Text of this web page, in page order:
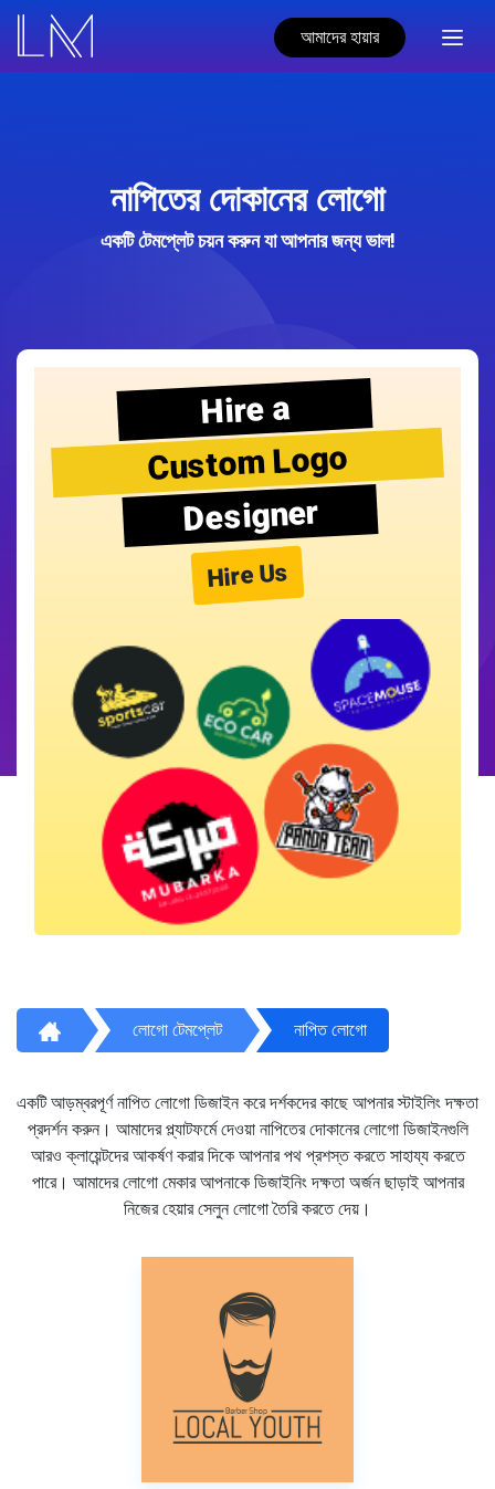
আমাদের হায়ার
নাপিতের দোকানের লোগো
একটি টেমপ্লেট চয়ন করুন যা আপনার জন্য ভাল!
Hire a
Custom Logo
Designer
Hire Us
লোগো টেমপ্লেট নাপিত লোগো
একটি আড়ম্বরপূর্ণ নাপিত লোগো ডিজাইন করে দর্শকদের কাছে আপনার স্টাইলিং দক্ষতা
প্রদর্শন করুন। আমাদের প্ল্যাটফর্মে দেওয়া নাপিতের দোকানের লোগো ডিজাইনগুলি
আরও ক্লায়েন্টদের আকর্ষণ করার দিকে আপনার পথ প্রশস্ত করতে সাহায্য করতে
পারে। আমাদের লোগো মেকার আপনাকে ডিজাইনিং দক্ষতা অর্জন ছাড়াই আপনার
নিজের হেয়ার সেলুন লোগো তৈরি করতে দেয়।